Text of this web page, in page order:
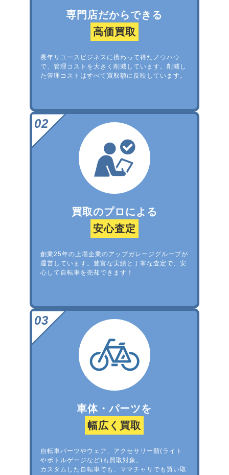
専門店だからできる
高価買取
長年リユースビジネスに携わって得たノウハウ
で、管理コストを大きく削減しています。削減し
た管理コストはすべて買取額に反映しています。
買取のプロによる
安心査定
創業25年の上場企業のアップガレージグループが
運営しています。豊富な実績と丁寧な査定で、安
心して自転車を売却できます！
車体・パーツを
幅広く買取
自転車パーツやウェア、アクセサリー類(ライト
やボトルゲージなど)も買取対象。
カスタムした自転車でも、ママチャリでも買い取